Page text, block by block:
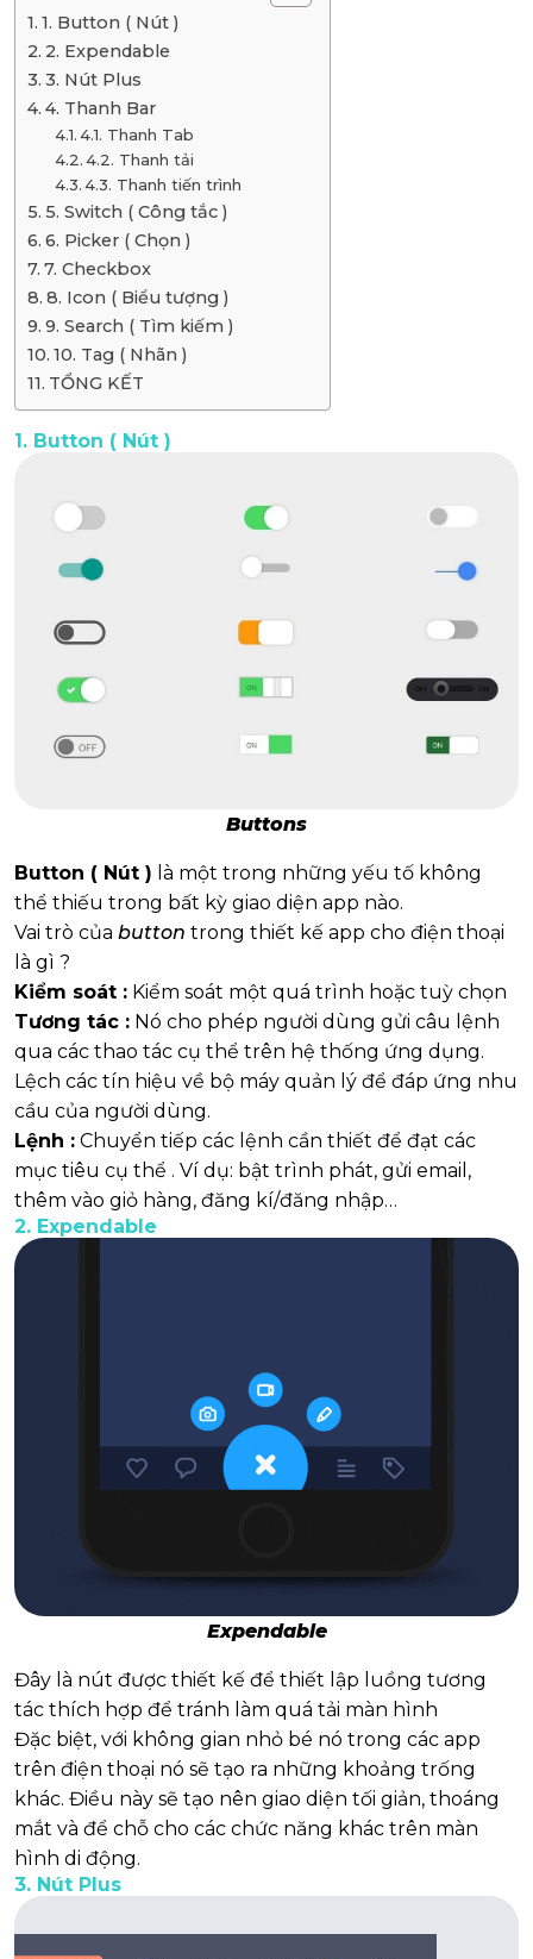
1. Button ( Nút )
2. Expendable
3. Nút Plus
4. Thanh Bar
4.1. Thanh Tab
4.2. Thanh tải
4.3. Thanh tiến trình
5. Switch ( Công tắc )
6. Picker ( Chọn )
7. Checkbox
8. Icon ( Biểu tượng )
9. Search ( Tìm kiếm )
10. Tag ( Nhãn )
TỔNG KẾT
1. Button ( Nút )
Buttons
Button ( Nút ) là một trong những yếu tố không
thể thiếu trong bất kỳ giao diện app nào.
Vai trò của button trong thiết kế app cho điện thoại
là gì ?
Kiểm soát : Kiểm soát một quá trình hoặc tuỳ chọn
Tương tác : Nó cho phép người dùng gửi câu lệnh
qua các thao tác cụ thể trên hệ thống ứng dụng.
Lệch các tín hiệu về bộ máy quản lý để đáp ứng nhu
cầu của người dùng.
Lệnh : Chuyển tiếp các lệnh cần thiết để đạt các
mục tiêu cụ thể . Ví dụ: bật trình phát, gửi email,
thêm vào giỏ hàng, đăng kí/đăng nhập…
2. Expendable
Expendable
Đây là nút được thiết kế để thiết lập luồng tương
tác thích hợp để tránh làm quá tải màn hình
Đặc biệt, với không gian nhỏ bé nó trong các app
trên điện thoại nó sẽ tạo ra những khoảng trống
khác. Điều này sẽ tạo nên giao diện tối giản, thoáng
mắt và để chỗ cho các chức năng khác trên màn
hình di động.
3. Nút Plus